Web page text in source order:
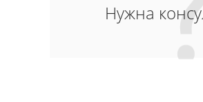
Нужна